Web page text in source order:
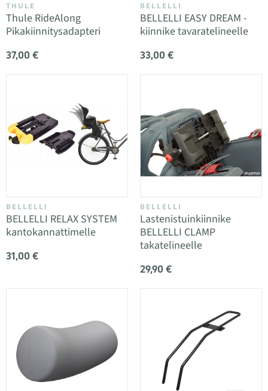
THULE
Thule RideAlong
Pikakiinnitysadapteri
37,00 €
BELLELLI
BELLELLI EASY DREAM -
kiinnike tavaratelineelle
33,00 €
BELLELLI
BELLELLI RELAX SYSTEM
kantokannattimelle
31,00 €
BELLELLI
Lastenistuinkiinnike
BELLELLI CLAMP
takatelineelle
29,90 €